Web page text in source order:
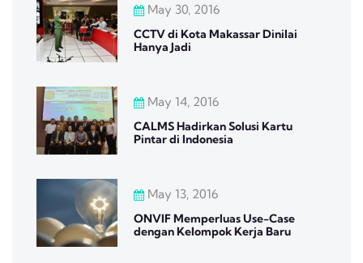
May 30, 2016
CCTV di Kota Makassar Dinilai
Hanya Jadi
May 14, 2016
CALMS Hadirkan Solusi Kartu
Pintar di Indonesia
May 13, 2016
ONVIF Memperluas Use-Case
dengan Kelompok Kerja Baru